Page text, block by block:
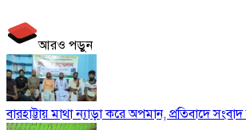
আরও পড়ুন
বারহাট্টায় মাথা ন্যাড়া করে অপমান, প্রতিবাদে